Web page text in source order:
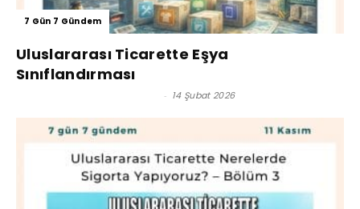
7 Gün 7 Gündem
Uluslararası Ticarette Eşya
Sınıflandırması
- 14 Şubat 2026